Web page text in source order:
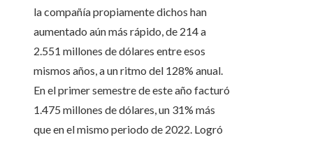
la compañía propiamente dichos han
aumentado aún más rápido, de 214 a
2.551 millones de dólares entre esos
mismos años, a un ritmo del 128% anual.
En el primer semestre de este año facturó
1.475 millones de dólares, un 31% más
que en el mismo periodo de 2022. Logró